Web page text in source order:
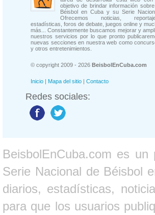
objetivo de brindar información
Béisbol en Cuba y su Serie
Ofrecemos noticias,
estadísticas, foros de debate, juegos online y
más... Constantemente buscamos mejorar y
nuestros servicios por lo que pronto
nuevas secciones en nuestra web como
y otros entretenimientos.
© copyright 2009 - 2026 BeisbolEnCuba.com
Inicio | Mapa del sitio | Contacto
Redes sociales:
BeisbolEnCuba.com es
Serie Nacional de Béisbol
diarios, estadísticas,
para que los usuarios